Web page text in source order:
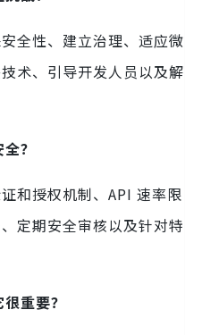
全性、建立治理、适应微
术、引导开发人员以及解
？
和授权机制、API 速率限
定期安全审核以及针对特
重要？